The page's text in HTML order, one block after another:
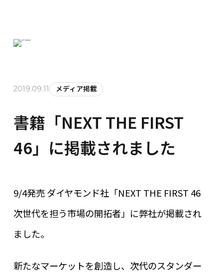
2019.09.11 メディア掲載
書籍「NEXT THE FIRST
46」に掲載されました
9/4発売 ダイヤモンド社「NEXT THE FIRST 46
次世代を担う市場の開拓者」に弊社が掲載され
ました。
新たなマーケットを創造し、次代のスタンダー